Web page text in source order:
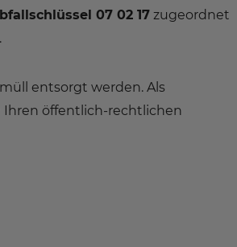
07 02 17 zugeordnet
entsorgt werden. Als
öffentlich-rechtlichen